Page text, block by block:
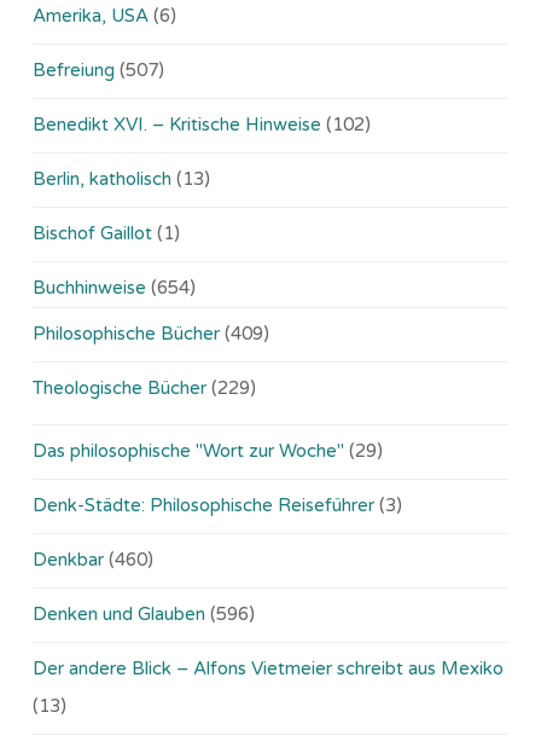
Amerika, USA (6)
Befreiung (507)
Benedikt XVI. – Kritische Hinweise (102)
Berlin, katholisch (13)
Bischof Gaillot (1)
Buchhinweise (654)
Philosophische Bücher (409)
Theologische Bücher (229)
Das philosophische "Wort zur Woche" (29)
Denk-Städte: Philosophische Reiseführer (3)
Denkbar (460)
Denken und Glauben (596)
Der andere Blick – Alfons Vietmeier schreibt aus Mexiko
(13)